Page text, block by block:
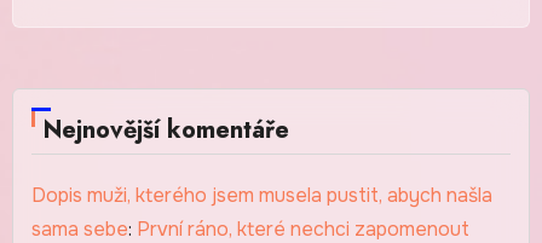
Nejnovější komentáře
Dopis muži, kterého jsem musela pustit, abych našla
sama sebe: První ráno, které nechci zapomenout